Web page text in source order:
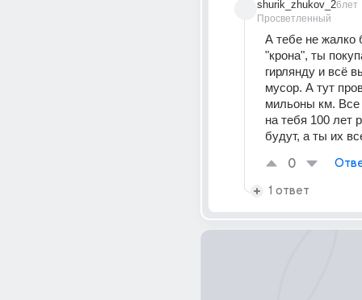
shurik_zhukov_2
Просветленный
6лет
А тебе не жалко
"крона", ты
гирлянду и всё
мусор. А тут
мильоны км.
на тебя 100 лет
будут, а ты их
0
1 ответ